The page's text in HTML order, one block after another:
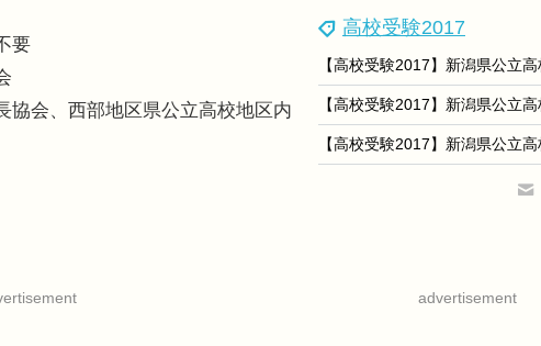
高校受験2017
要
協会、西部地区県公立高校地区内
advertisement